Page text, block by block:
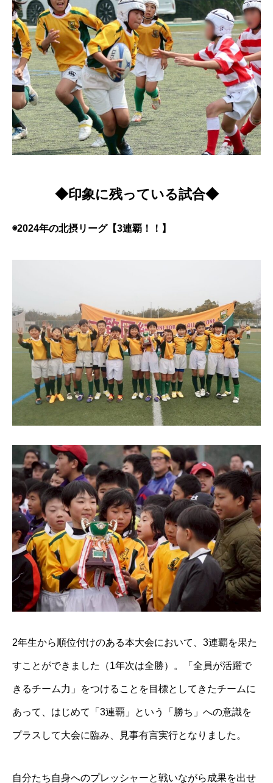
◆印象に残っている試合◆
◉2024年の北摂リーグ【3連覇！！】
2年生から順位付けのある本大会において、3連覇を果た
すことができました（1年次は全勝）。「全員が活躍で
きるチーム力」をつけることを目標としてきたチームに
あって、はじめて「3連覇」という「勝ち」への意識を
プラスして大会に臨み、見事有言実行となりました。
自分たち自身へのプレッシャーと戦いながら成果を出せ